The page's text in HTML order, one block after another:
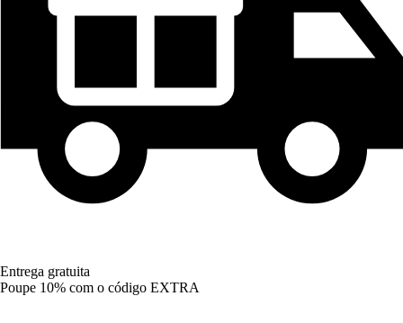
Entrega gratuita
Poupe 10% com o código EXTRA